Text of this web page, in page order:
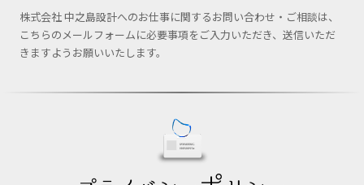
株式会社 中之島設計へのお仕事に関するお問い合わせ・ご相談は、
こちらのメールフォームに必要事項をご入力いただき、送信いただ
きますようお願いいたします。